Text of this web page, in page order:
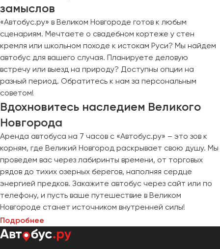
замыслов
«Автобус.ру» в Великом Новгороде готов к любым
сценариям. Мечтаете о свадебном кортеже у стен
кремля или школьном походе к истокам Руси? Мы найдем
автобус для вашего случая. Планируете деловую
встречу или выезд на природу? Доступны опции на
разный период. Обратитесь к нам за персональным
советом!
Вдохновитесь наследием Великого
Новгорода
Аренда автобуса на 7 часов с «Автобус.ру» – это зов к
корням, где Великий Новгород раскрывает свою душу. Мы
проведем вас через лабиринты времени, от торговых
рядов до тихих озерных берегов, наполняя сердце
энергией предков. Закажите автобус через сайт или по
телефону, и пусть ваше путешествие в Великом
Новгороде станет источником внутренней силы!
Подробнее